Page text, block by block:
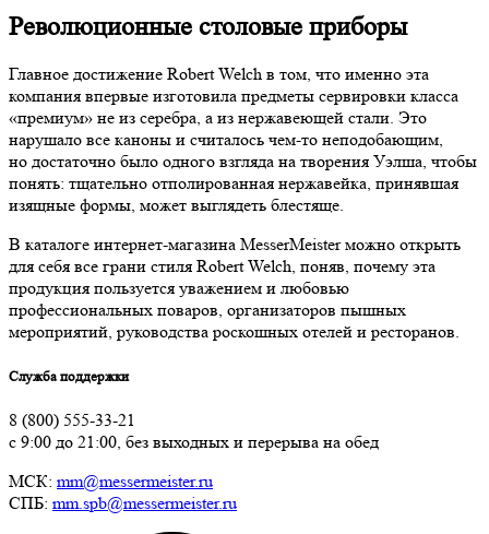
Революционные столовые приборы
Главное достижение Robert Welch в том, что именно эта
компания впервые изготовила предметы сервировки класса
«премиум» не из серебра, а из нержавеющей стали. Это
нарушало все каноны и считалось чем-то неподобающим,
но достаточно было одного взгляда на творения Уэлша, чтобы
понять: тщательно отполированная нержавейка, принявшая
изящные формы, может выглядеть блестяще.
В каталоге интернет-магазина MesserMeister можно открыть
для себя все грани стиля Robert Welch, поняв, почему эта
продукция пользуется уважением и любовью
профессиональных поваров, организаторов пышных
мероприятий, руководства роскошных отелей и ресторанов.
Служба поддержки
8 (800) 555-33-21
с 9:00 до 21:00, без выходных и перерыва на обед
МСК: mm@messermeister.ru
СПБ: mm.spb@messermeister.ru